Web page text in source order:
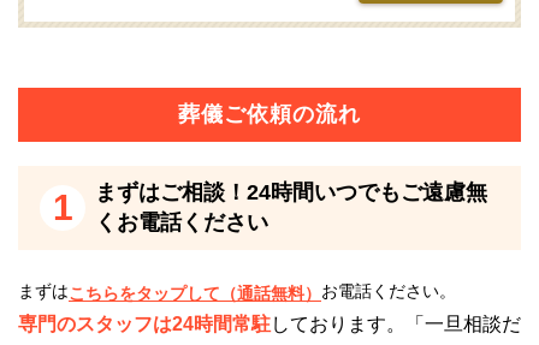
られ、とても公共の設備だとは思えないほどです。
尾張北部聖苑はこのような方におすすめ
尾張北部聖苑は以下のような方におすすめです。
尾張北部聖苑は、愛北広域事務組合が運営する公営の
火葬専門の斎場です。
葬儀ご依頼の流れ
1
まずはご相談！24時間いつでもご遠慮無
くお電話ください
まずはこちらをタップして（通話無料） お電話ください。
専門のスタッフは24時間常駐しております。「一旦相談だ